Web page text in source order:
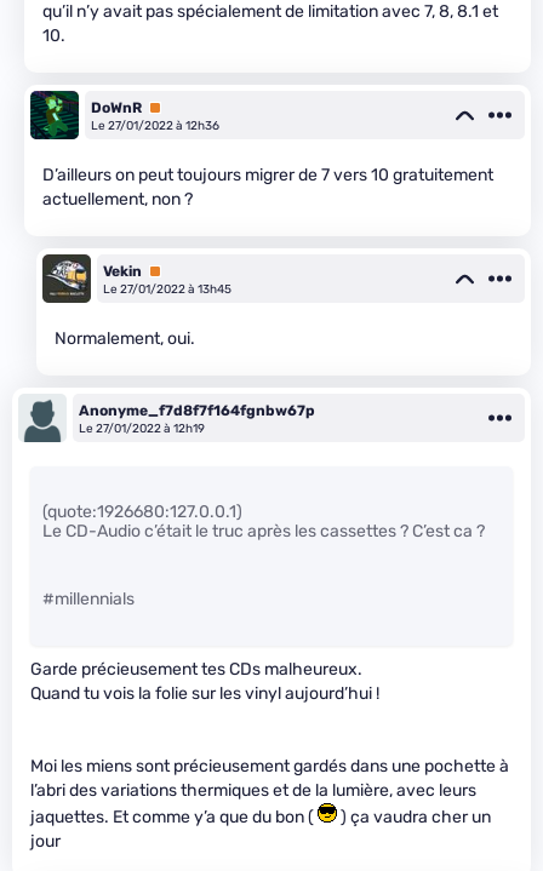
qu’il n’y avait pas spécialement de limitation avec 7, 8, 8.1 et
10.
DoWnR Premium
Le 27/01/2022 à 12h36
D’ailleurs on peut toujours migrer de 7 vers 10 gratuitement
actuellement, non ?
Vekin
Premium
Le 27/01/2022 à 13h45
Normalement, oui.
Anonyme_f7d8f7f164fgnbw67p
Le 27/01/2022 à 12h19
(quote:1926680:127.0.0.1)
Le CD-Audio c’était le truc après les cassettes ? C’est ca ?
#millennials
Garde précieusement tes CDs malheureux.
Quand tu vois la folie sur les vinyl aujourd’hui !
Moi les miens sont précieusement gardés dans une pochette à
l’abri des variations thermiques et de la lumière, avec leurs
jaquettes. Et comme y’a que du bon (
) ça vaudra cher un
jour